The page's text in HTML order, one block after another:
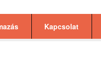
Kapcsolat